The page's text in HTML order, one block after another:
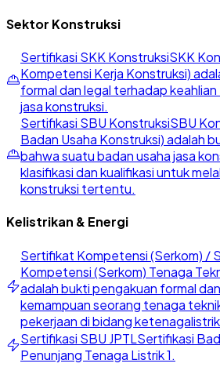
Sektor Konstruksi
Sertifikasi SKK KonstruksiSKK
Kompetensi Kerja Konstruksi)
formal dan legal terhadap
jasa konstruksi.
Sertifikasi SBU KonstruksiSBU
Badan Usaha Konstruksi) adalah
bahwa suatu badan usaha jasa
klasifikasi dan kualifikasi untuk
konstruksi tertentu.
Kelistrikan & Energi
Sertifikat Kompetensi (Serkom) /
Kompetensi (Serkom) Tenaga
adalah bukti pengakuan formal
kemampuan seorang tenaga
pekerjaan di bidang
Sertifikasi SBU JPTLSertifikasi
Penunjang Tenaga Listrik 1.